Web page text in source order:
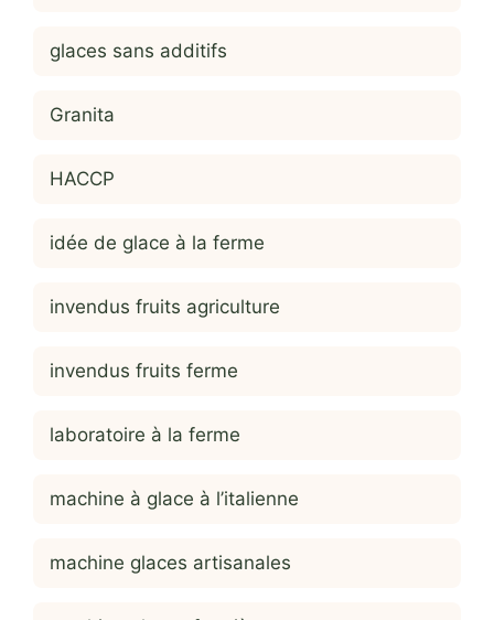
glaces sans additifs
Granita
HACCP
idée de glace à la ferme
invendus fruits agriculture
invendus fruits ferme
laboratoire à la ferme
machine à glace à l’italienne
machine glaces artisanales